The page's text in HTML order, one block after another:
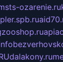
ozarenie.ru
dalakony.ru